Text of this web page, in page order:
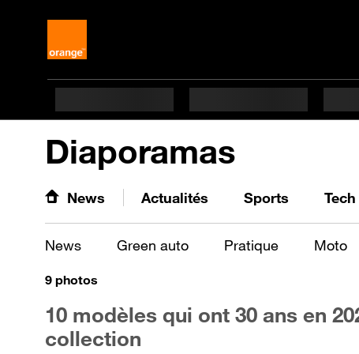
Diaporamas
News Actualités Sports Tech
News Green auto Pratique Moto
9 photos
10 modèles qui ont 30 ans en
collection